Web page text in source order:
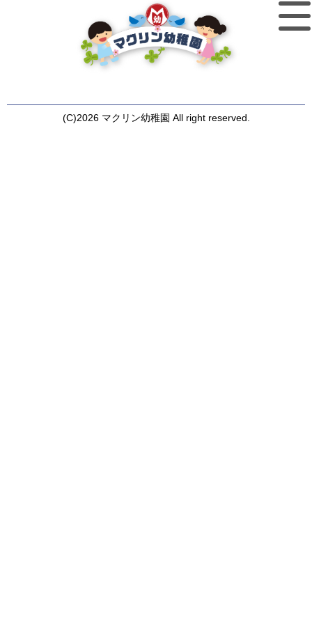
(C)2026 マクリン幼稚園 All right reserved.